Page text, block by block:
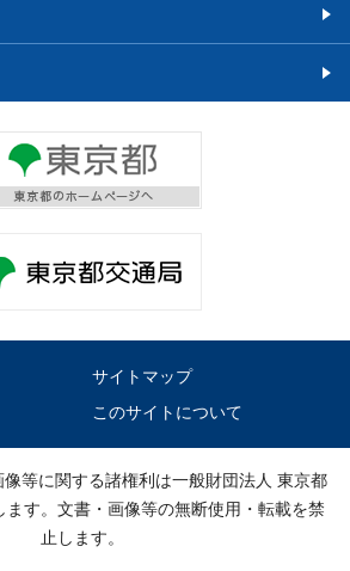
サイトマップ
このサイトについて
等に関する諸権利は一般財団法人 東京都
す。文書・画像等の無断使用・転載を禁
止します。